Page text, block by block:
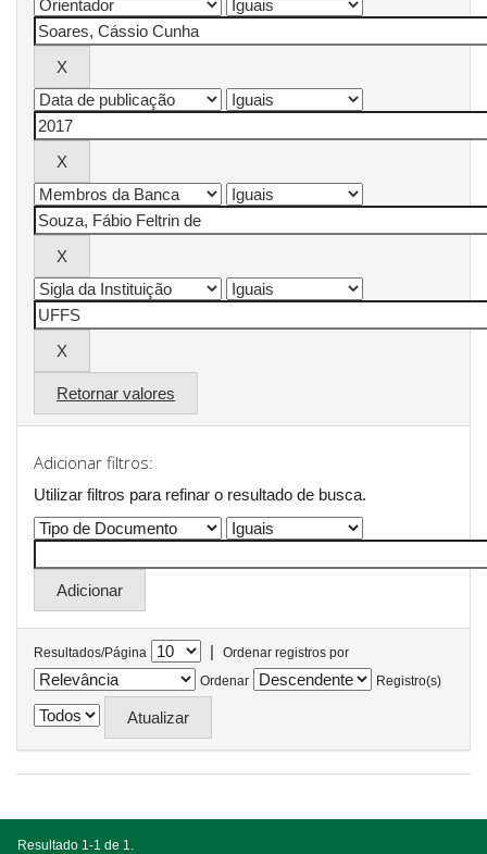
Retornar valores
Adicionar filtros:
Utilizar filtros para refinar o resultado de busca.
Resultados/Página |
Ordenar registros por
Ordenar
Registro(s)
Resultado 1-1 de 1.